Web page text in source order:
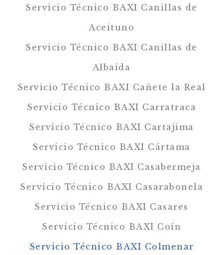
Servicio Técnico BAXI Canillas de
Aceituno
Servicio Técnico BAXI Canillas de
Albaida
Servicio Técnico BAXI Cañete la Real
Servicio Técnico BAXI Carratraca
Servicio Técnico BAXI Cartajima
Servicio Técnico BAXI Cártama
Servicio Técnico BAXI Casabermeja
Servicio Técnico BAXI Casarabonela
Servicio Técnico BAXI Casares
Servicio Técnico BAXI Coín
Servicio Técnico BAXI Colmenar